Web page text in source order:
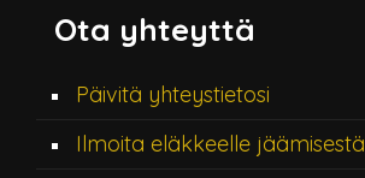
Ota yhteyttä
Päivitä yhteystietosi
Ilmoita eläkkeelle jäämisestä